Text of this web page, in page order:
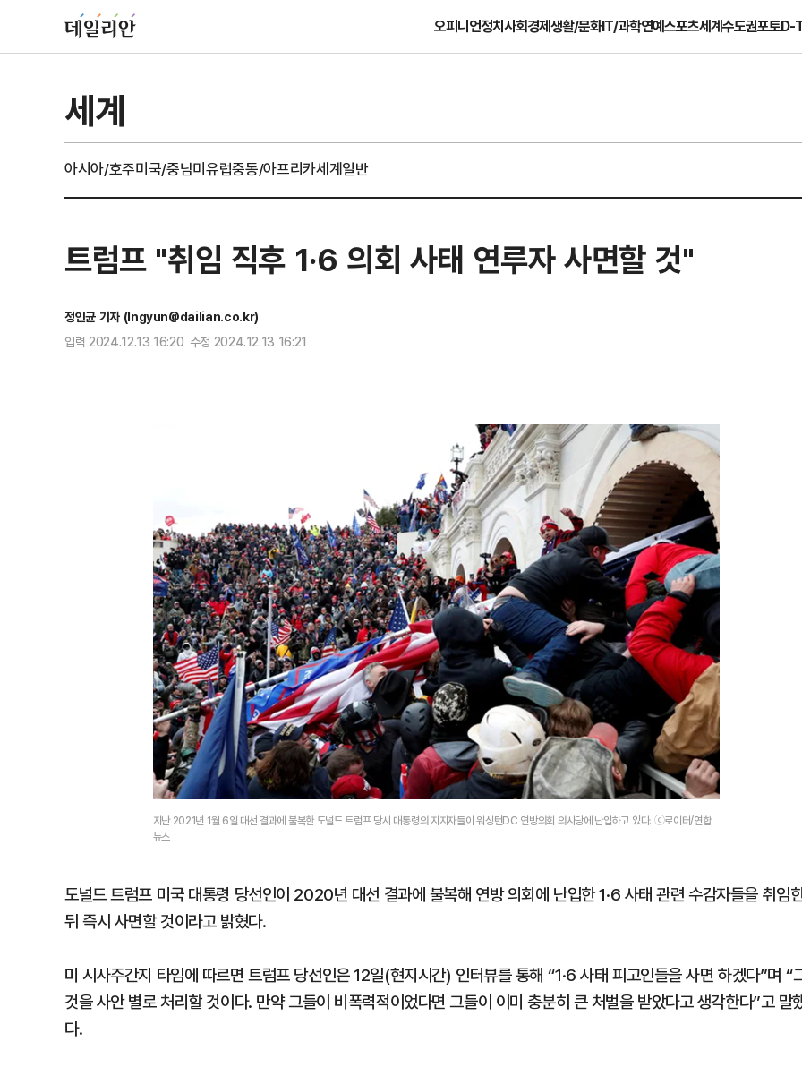
오피니언정치사회경제생활/문화IT/과학연예스포츠세계수도권포토D-
세계
아시아/호주미국/중남미유럽중동/아프리카세계일반
트럼프 "취임 직후 1·6 의회 사태 연루자 사면할 것"
정인균 기자 (Ingyun@dailian.co.kr)
입력 2024.12.13 16:20 수정 2024.12.13 16:21
지난 2021년 1월 6일 대선 결과에 불복한 도널드 트럼프 당시 대통령의 지지자들이 워싱턴DC 연방의회 의사당에 난입하고 있다. ⓒ로이터/연합
뉴스
도널드 트럼프 미국 대통령 당선인이 2020년 대선 결과에 불복해 연방 의회에 난입한 1·6 사태 관련 수감자들을 취임
뒤 즉시 사면할 것이라고 밝혔다.
미 시사주간지 타임에 따르면 트럼프 당선인은 12일(현지시간) 인터뷰를 통해 “1·6 사태 피고인들을 사면 하겠다”며 “
것을 사안 별로 처리할 것이다. 만약 그들이 비폭력적이었다면 그들이 이미 충분히 큰 처벌을 받았다고 생각한다”고 말
다.
1
"삼성·SK보다 싸게 달라"…
에 '더 비싸다' 퇴짜
2
[데일리안 오늘뉴스 종합] 축
인 심판에 성접대 의혹, 李대
지율 하락 의식했나, 삼전닉스
물, SK하이닉스 프리마켓 시
점화, 김민석 "과반 승리 가
3
李대통령, 20대 지지율 하락
나…"청년 보편적 지원 문턱
4
'압수수색·성접대 의혹' 송두
대한민국 축구판
5
"약만으론 한계"…당뇨병 '시
과학자의 도전 [내일의 닥터]